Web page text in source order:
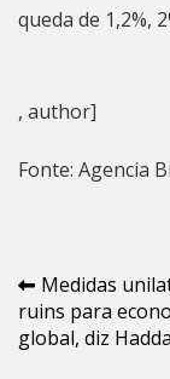
queda de 1,2%,
, author]
Fonte: Agencia
de
Medidas
ruins para
global, diz